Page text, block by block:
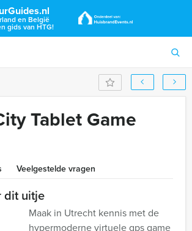
en België
gids van HTG!
Tablet Game
Veelgestelde vragen
dit uitje
Maak in Utrecht kennis met de
hypermoderne virtuele gps game